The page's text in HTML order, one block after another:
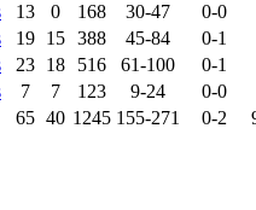
13 0 168 30-47 0-0
19 15 388 45-84 0-1
23 18 516 61-100 0-1
7 7 123 9-24
0-0
65 40 1245 155-271 0-2